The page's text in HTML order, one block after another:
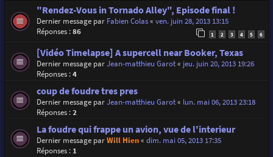
"Rendez-Vous in Tornado Alley", Episode final !
Dernier message par Fabien Colas« ven. juin 28, 2013 13:15
Réponses :86 1 2 3 4 5 6
[Vidéo Timelapse] A supercell near Booker, Texas
Dernier message parJean-matthieu Garot« jeu. juin 20, 2013 19:26
Réponses :4
coup de foudre tres pres
Dernier message parJean-matthieu Garot« lun. mai 06, 2013 23:18
Réponses :2
La foudre qui frappe un avion, vue de l'interieur
Dernier message parWill Hien« dim. mai 05, 2013 17:35
Réponses : 1